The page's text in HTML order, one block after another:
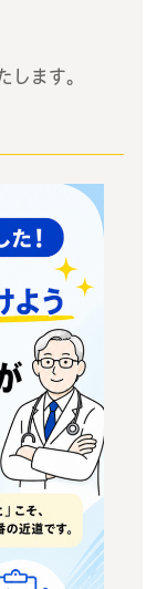
します。